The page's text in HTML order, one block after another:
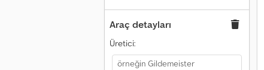
Araç detayları
Üretici: